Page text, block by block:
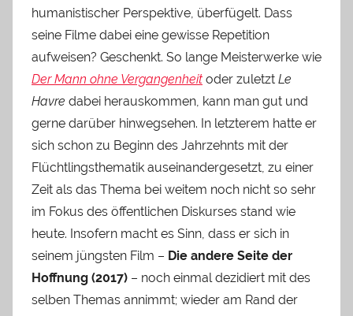
humanistischer Perspektive, überfügelt. Dass
seine Filme dabei eine gewisse Repetition
aufweisen? Geschenkt. So lange Meisterwerke wie
Der Mann ohne Vergangenheit oder zuletzt Le
Havre dabei herauskommen, kann man gut und
gerne darüber hinwegsehen. In letzterem hatte er
sich schon zu Beginn des Jahrzehnts mit der
Flüchtlingsthematik auseinandergesetzt, zu einer
Zeit als das Thema bei weitem noch nicht so sehr
im Fokus des öffentlichen Diskurses stand wie
heute. Insofern macht es Sinn, dass er sich in
seinem jüngsten Film – Die andere Seite der
Hoffnung (2017) – noch einmal dezidiert mit des
selben Themas annimmt; wieder am Rand der